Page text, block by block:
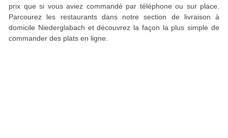
prix que si vous aviez commandé par téléphone ou sur place.
Parcourez les restaurants dans notre section de livraison à
domicile Niederglabach et découvrez la façon la plus simple de
commander des plats en ligne.